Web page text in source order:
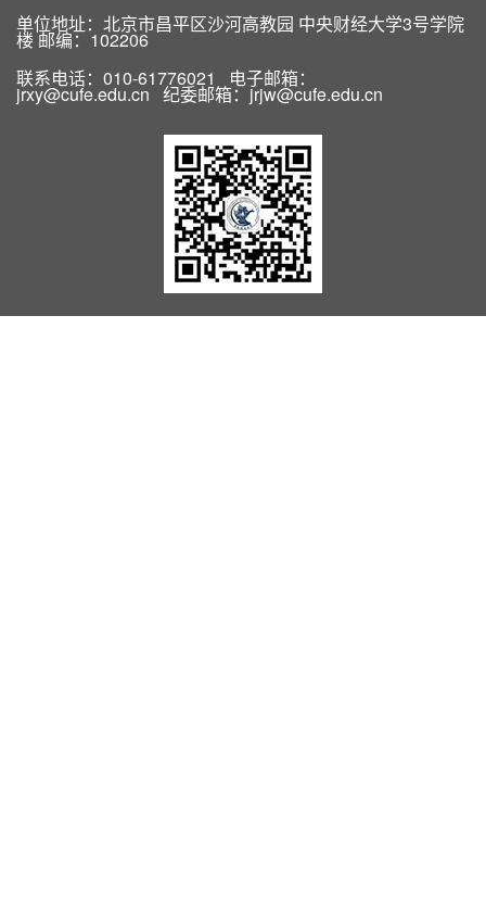
单位地址：北京市昌平区沙河高教园 中央财经大学3号学院
楼 邮编：102206
联系电话：010-61776021 电子邮箱：
jrxy@cufe.edu.cn 纪委邮箱：jrjw@cufe.edu.cn